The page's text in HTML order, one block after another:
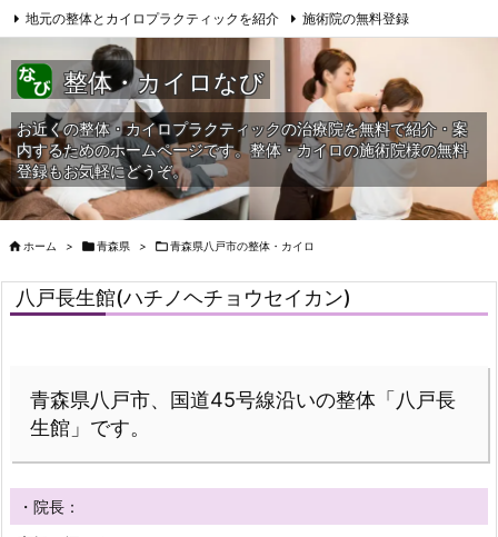
地元の整体とカイロプラクティックを紹介 施術院の無料登録
サイトマップ 当HPへの問合せ
整体・カイロなび
お近くの整体・カイロプラクティックの治療院を無料で紹介・案
内するためのホームページです。整体・カイロの施術院様の無料
登録もお気軽にどうぞ。
 ホーム > 青森県 > 青森県八戸市の整体・カイロ
八戸長生館(ハチノヘチョウセイカン)
青森県八戸市、国道45号線沿いの整体「八戸長
生館」です。
・院長：